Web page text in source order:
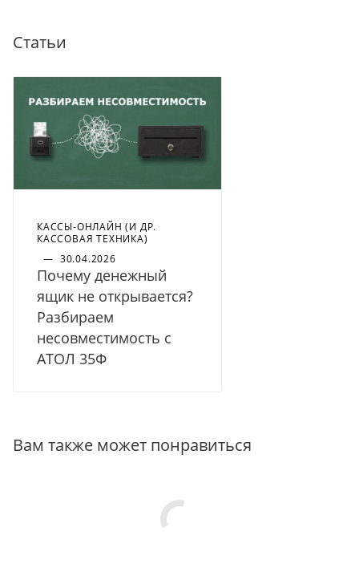
Статьи
КАССЫ-ОНЛАЙН (И ДР.
КАССОВАЯ ТЕХНИКА)
— 30.04.2026
Почему денежный
ящик не открывается?
Разбираем
несовместимость с
АТОЛ 35Ф
Вам также может понравиться